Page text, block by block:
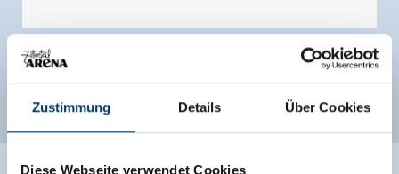
Zustimmung Details Über Cookies
Diese Webseite verwendet Cookies
more rooms and apartments